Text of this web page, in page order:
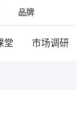
品牌
堂 市场调研